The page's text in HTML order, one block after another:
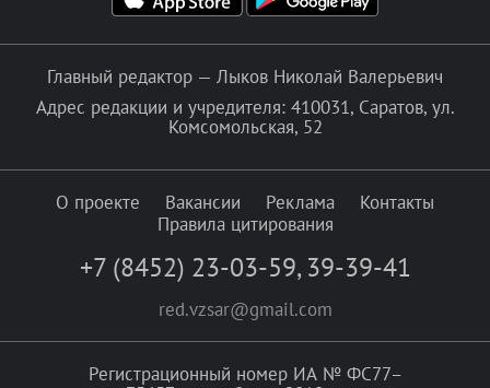
Главный редактор — Лыков Николай Валерьевич
Адрес редакции и учредителя: 410031, Саратов, ул.
Комсомольская, 52
О проекте Вакансии Реклама
Контакты
Правила цитирования
+7 (8452) 23-03-59, 39-39-41
red.vzsar@gmail.com
Регистрационный номер ИА № ФС77–